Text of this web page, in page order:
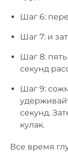
Шаг 6:
Шаг 7: и
Шаг 8:
секунд
Шаг 9:
секунд.
кулак.
Все время